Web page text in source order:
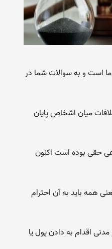
است و به سوالات شما در
میان اشخاص پایان
حقی بوده است اکنون
همه باید به آن احترام
اقدام به دادن پول یا